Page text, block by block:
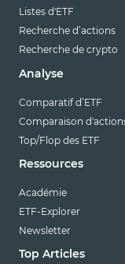
Listes d'ETF
Recherche d’actions
Recherche de crypto
Analyse
Comparatif d’ETF
Comparaison
Top/Flop des ETF
Ressources
Académie
ETF-Explorer
Newsletter
Top Articles